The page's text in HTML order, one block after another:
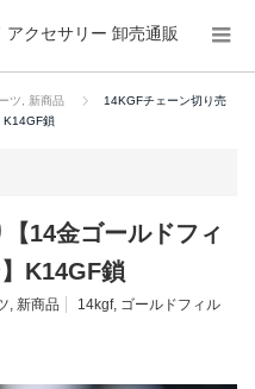
クセサリー 卸売通販
ツ 新商品
14KGFチェーン切り売
K14GF鎖
14金ゴールドフィ
K14GF鎖
, 新商品 14kgf, ゴールドフィル